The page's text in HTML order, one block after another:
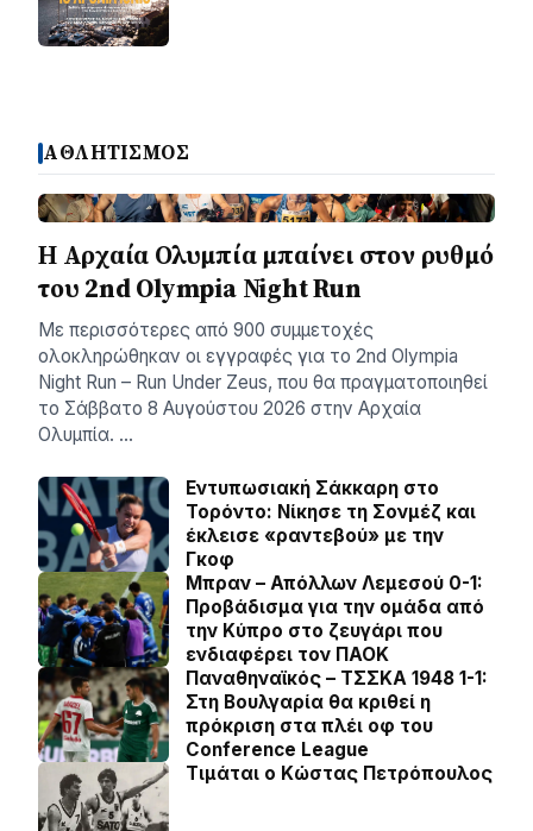
ΑΘΛΗΤΙΣΜΟΣ
Η Αρχαία Ολυμπία μπαίνει στον ρυθμό
του 2nd Olympia Night Run
Με περισσότερες από 900 συμμετοχές
ολοκληρώθηκαν οι εγγραφές για το 2nd Olympia
Night Run – Run Under Zeus, που θα πραγματοποιηθεί
το Σάββατο 8 Αυγούστου 2026 στην Αρχαία
Ολυμπία. …
Εντυπωσιακή Σάκκαρη στο
Τορόντο: Νίκησε τη Σονμέζ και
έκλεισε «ραντεβού» με την
Γκοφ
Μπραν – Απόλλων Λεμεσού 0-1:
Προβάδισμα για την ομάδα από
την Κύπρο στο ζευγάρι που
ενδιαφέρει τον ΠΑΟΚ
Παναθηναϊκός – ΤΣΣΚΑ 1948 1-1:
Στη Βουλγαρία θα κριθεί η
πρόκριση στα πλέι οφ του
Conference League
Τιμάται ο Κώστας Πετρόπουλος